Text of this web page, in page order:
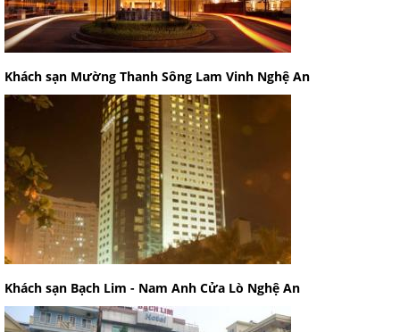
Khách sạn Mường Thanh Sông Lam Vinh Nghệ An
Khách sạn Bạch Lim - Nam Anh Cửa Lò Nghệ An